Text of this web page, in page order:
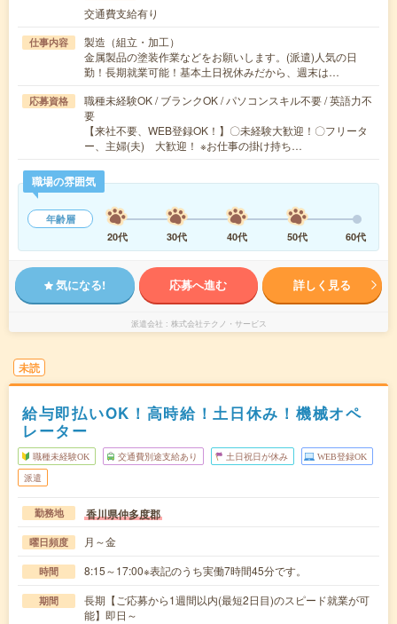
交通費支給有り
仕事内容
製造（組立・加工）
金属製品の塗装作業などをお願いします。(派遣)人気の日
勤！長期就業可能！基本土日祝休みだから、週末は…
応募資格
職種未経験OK / ブランクOK / パソコンスキル不要 / 英語力不
要
【来社不要、WEB登録OK！】〇未経験大歓迎！〇フリータ
ー、主婦(夫) 大歓迎！ ※お仕事の掛け持ち…
職場の雰囲気
年齢層
20代
30代 40代 50代 60代
気になる! 応募へ進む 詳しく見る
派遣会社 株式会社テクノ・サービス
未読
給与即払いOK！高時給！土日休み！機械オペ
レーター
職種未経験OK 交通費別途支給あり 土日祝日が休み WEB登録OK
派遣
勤務地 香川県仲多度郡
曜日頻度 月～金
時間 8:15～17:00※表記のうち実働7時間45分です。
期間
長期【ご応募から1週間以内(最短2日目)のスピード就業が可
能】即日～